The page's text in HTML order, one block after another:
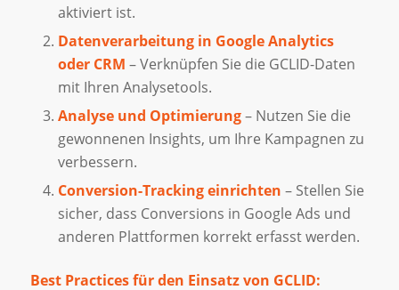
aktiviert ist.
Datenverarbeitung in Google Analytics
oder CRM – Verknüpfen Sie die GCLID-Daten
mit Ihren Analysetools.
Analyse und Optimierung– Nutzen Sie die
gewonnenen Insights, um Ihre Kampagnen zu
verbessern.
Conversion-Tracking einrichten – Stellen Sie
sicher, dass Conversions in Google Ads und
anderen Plattformen korrekt erfasst werden.
Best Practices für den Einsatz von GCLID: